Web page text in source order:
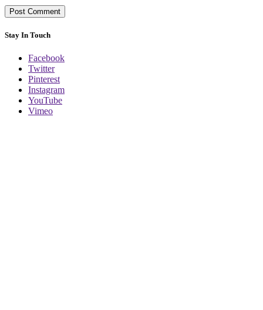
Stay In Touch
Facebook
Twitter
Pinterest
Instagram
YouTube
Vimeo